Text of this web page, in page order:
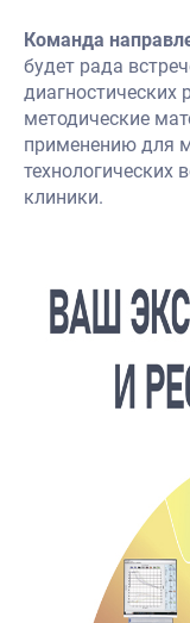
Команда
будет рада
диагностических
методические
применению для
технологических
клиники.